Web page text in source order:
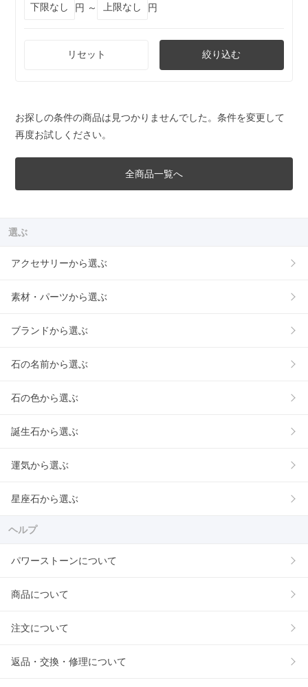
円 ～
円
リセット 絞り込む
お探しの条件の商品は見つかりませんでした。条件を変更して
再度お試しください。
全商品一覧へ
選ぶ
アクセサリーから選ぶ
素材・パーツから選ぶ
ブランドから選ぶ
石の名前から選ぶ
石の色から選ぶ
誕生石から選ぶ
運気から選ぶ
星座石から選ぶ
ヘルプ
パワーストーンについて
商品について
注文について
返品・交換・修理について